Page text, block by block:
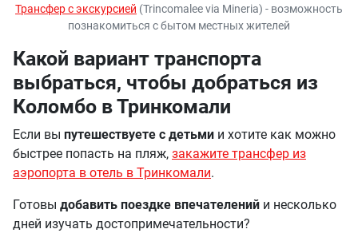
Трансфер с экскурсией (Trincomalee via Mineria) - возможность
познакомиться с бытом местных жителей
Какой вариант транспорта
выбраться, чтобы добраться из
Коломбо в Тринкомали
Если вы путешествуете с детьми и хотите как можно
быстрее попасть на пляж, закажите трансфер из
аэропорта в отель в Тринкомали.
Готовы добавить поездке впечателений и несколько
дней изучать достопримечательности?